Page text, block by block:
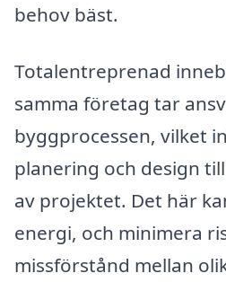
behov bäst.
Totalentreprenad
samma företag tar
byggprocessen, vilket
planering och design
av projektet. Det här
energi, och minimera
missförstånd mellan